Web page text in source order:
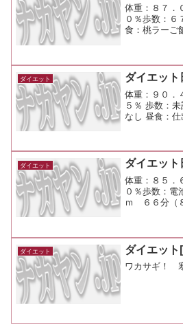
体重：８７．
０％歩数：６
食：桃ラーご
食：メモ：
ー
ダイエット ダイエット
体重：９０．
５％ 歩数：
なし 昼食：
れつつ。 こ
りない。
ダイエット ダイエット
体重：８５．
０％歩数：電
ｍ ６６分（
弁当（西友
呑み少々間食
暑くて倒れる
ダイエット ダイエッ
ワカサギ！